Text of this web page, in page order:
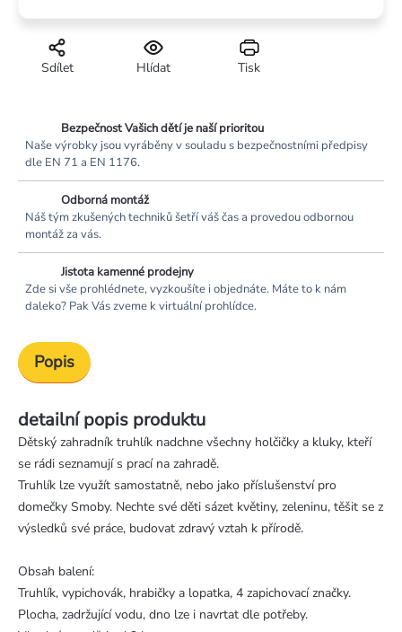
Tisk
Hlídat
Sdílet
Bezpečnost Vašich dětí je naší prioritou
Naše výrobky jsou vyráběny v souladu s bezpečnostními předpisy
dle EN 71 a EN 1176.
Odborná montáž
Náš tým zkušených techniků šetří váš čas a provedou odbornou
montáž za vás.
Jistota kamenné prodejny
Zde si vše prohlédnete, vyzkoušíte i objednáte. Máte to k nám
daleko? Pak Vás zveme k virtuální prohlídce.
Popis
detailní popis produktu
Dětský zahradník truhlík nadchne všechny holčičky a kluky, kteří
se rádi seznamují s prací na zahradě.
Truhlík lze využít samostatně, nebo jako příslušenství pro
domečky Smoby. Nechte své děti sázet květiny, zeleninu, těšit se z
výsledků své práce, budovat zdravý vztah k přírodě.
Obsah balení:
Truhlík, vypichovák, hrabičky a lopatka, 4 zapichovací značky.
Plocha, zadržující vodu, dno lze i navrtat dle potřeby.